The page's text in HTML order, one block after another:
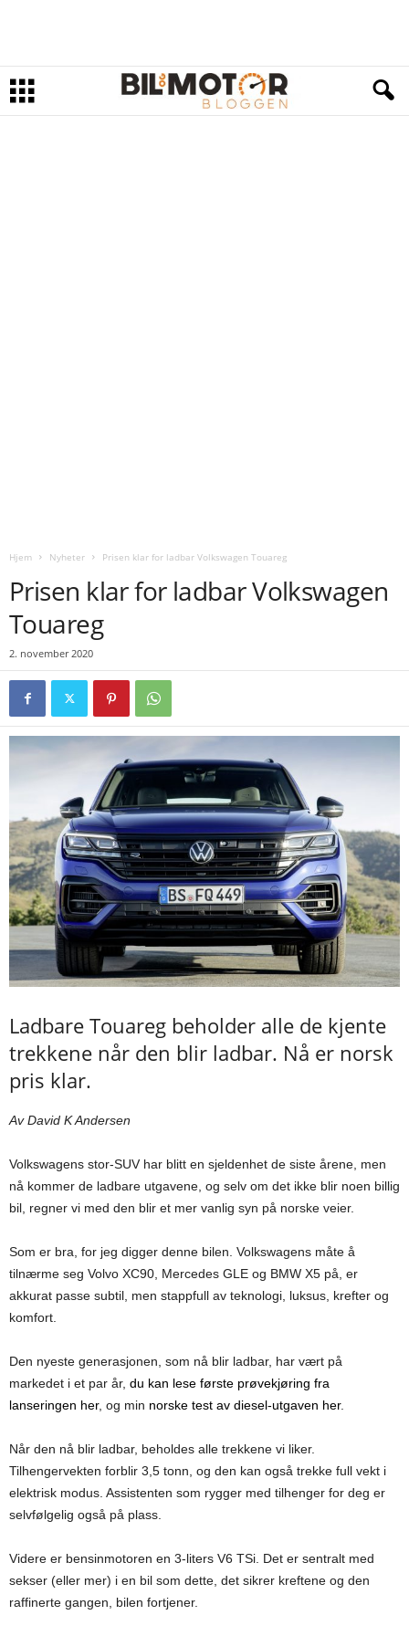
Hjem Nyheter Prisen klar for ladbar Volkswagen Touareg
Prisen klar for ladbar Volkswagen
Touareg
2. november 2020
Ladbare Touareg beholder alle de kjente
trekkene når den blir ladbar. Nå er norsk
pris klar.
Av David K Andersen
Volkswagens stor-SUV har blitt en sjeldenhet de siste årene, men
nå kommer de ladbare utgavene, og selv om det ikke blir noen billig
bil, regner vi med den blir et mer vanlig syn på norske veier.
Som er bra, for jeg digger denne bilen. Volkswagens måte å
tilnærme seg Volvo XC90, Mercedes GLE og BMW X5 på, er
akkurat passe subtil, men stappfull av teknologi, luksus, krefter og
komfort.
Den nyeste generasjonen, som nå blir ladbar, har vært på
markedet i et par år, du kan lese første prøvekjøring fra
lanseringen her, og min norske test av diesel-utgaven her.
Når den nå blir ladbar, beholdes alle trekkene vi liker.
Tilhengervekten forblir 3,5 tonn, og den kan også trekke full vekt i
elektrisk modus. Assistenten som rygger med tilhenger for deg er
selvfølgelig også på plass.
Videre er bensinmotoren en 3-liters V6 TSi. Det er sentralt med
sekser (eller mer) i en bil som dette, det sikrer kreftene og den
raffinerte gangen, bilen fortjener.